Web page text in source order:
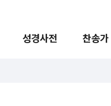
성경사전 찬송가